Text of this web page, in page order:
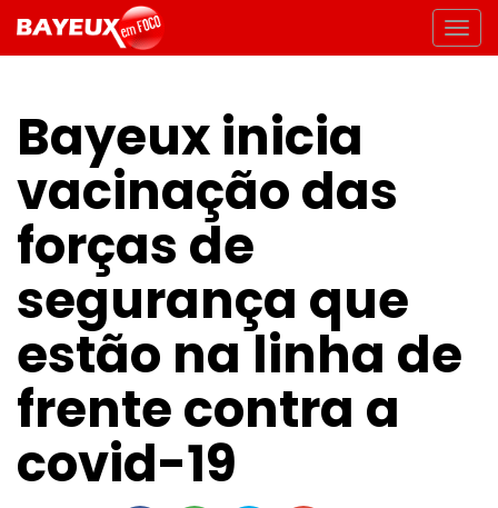
Bayeux inicia
vacinação das
forças de
segurança que
estão na linha de
frente contra a
covid-19